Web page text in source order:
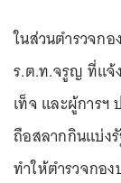
ในส่วนตำรวจกอ
ร.ต.ท.จรูญ ที่แจ้
เท็จ และผู้การ
ถือสลากกินแบ่ง
ทำให้ตำรวจกอ